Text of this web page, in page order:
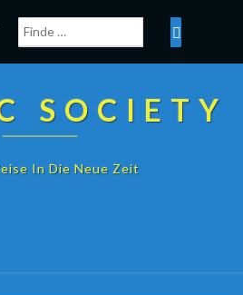
SOCIETY
In Die Neue Zeit